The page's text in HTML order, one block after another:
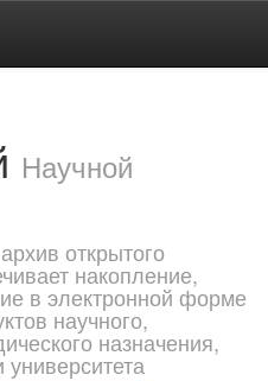
Научной
открытого
накопление,
в электронной форме
научного,
назначения,